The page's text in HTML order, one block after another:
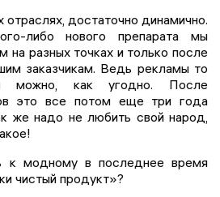
отраслях, достаточно динамично.
либо нового препарата мы
на разных точках и только после
заказчикам. Ведь рекламы то
можно, как угодно. После
это все потом еще три года
же надо не любить свой народ,
к модному в последнее время
чистый продукт»?